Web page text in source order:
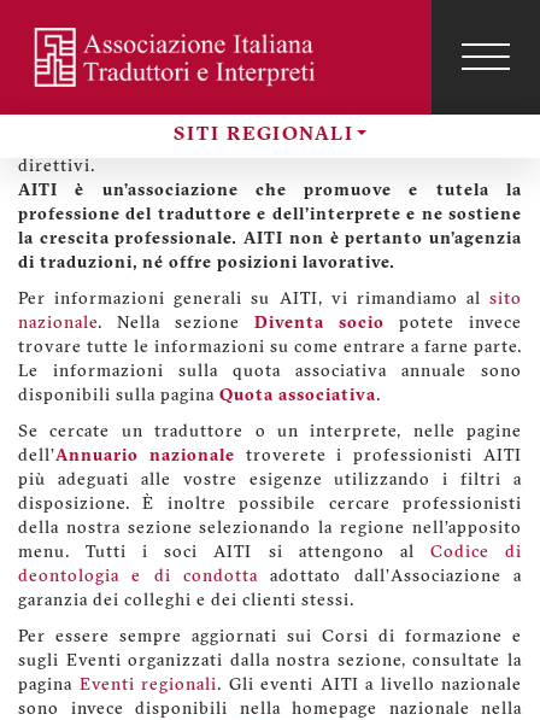
contenuto
principale
Sezioni
SITI REGIONALI
profilo
utente
Benvenuti sul sito di AITI Liguria
Sul nostro sito regionale potete trovare informazioni sulla
sezione Liguria di AITI, sulle sue attività e i suoi organi
direttivi.
AITI è un’associazione che promuove e tutela la
professione del traduttore e dell'interprete e ne sostiene
la crescita professionale. AITI non è pertanto un'agenzia
di traduzioni, né offre posizioni lavorative.
Per informazioni generali su AITI, vi rimandiamo al sito
nazionale. Nella sezione Diventa socio potete invece
trovare tutte le informazioni su come entrare a farne parte.
Le informazioni sulla quota associativa annuale sono
disponibili sulla pagina Quota associativa.
Se cercate un traduttore o un interprete, nelle pagine
dell'Annuario nazionale troverete i professionisti AITI
più adeguati alle vostre esigenze utilizzando i filtri a
disposizione. È inoltre possibile cercare professionisti
della nostra sezione selezionando la regione nell'apposito
menu. Tutti i soci AITI si attengono al Codice di
deontologia e di condotta adottato dall'Associazione a
garanzia dei colleghi e dei clienti stessi.
Per essere sempre aggiornati sui Corsi di formazione e
sugli Eventi organizzati dalla nostra sezione, consultate la
pagina Eventi regionali. Gli eventi AITI a livello nazionale
sono invece disponibili nella homepage nazionale nella